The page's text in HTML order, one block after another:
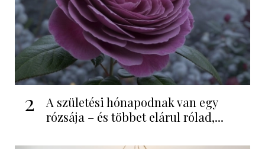
2
A születési hónapodnak van egy
rózsája – és többet elárul rólad,...